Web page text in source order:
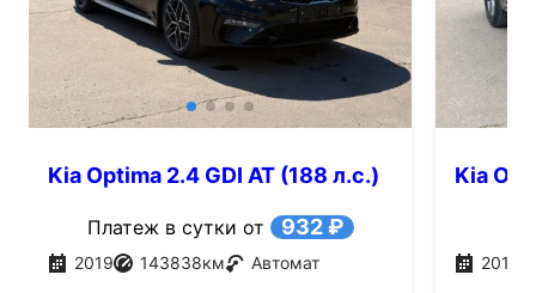
Kia Optima 2.4 GDI AT (188 л.с.)
Платеж в сутки от 932 ₽
2019 143838км Автомат
Kia
2019